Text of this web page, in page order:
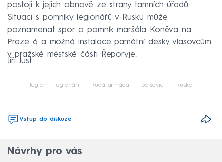
postoji k jejich obnově ze strany tamních úřadů.
Situaci s pomníky legionářů v Rusku může
poznamenat spor o pomník maršála Koněva na
Praze 6 a možná instalace pamětní desky vlasovcům
v pražské městské části Řeporyje.
Jiří Just
legie legionáři Rudá armáda bolševici Rusko
Vstup do diskuze
Návrhy pro vás